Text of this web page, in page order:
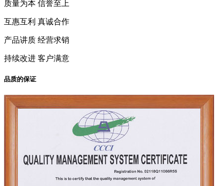
质量为本 信誉至上
互惠互利 真诚合作
产品讲质 经营求销
持续改进 客户满意
品质的保证